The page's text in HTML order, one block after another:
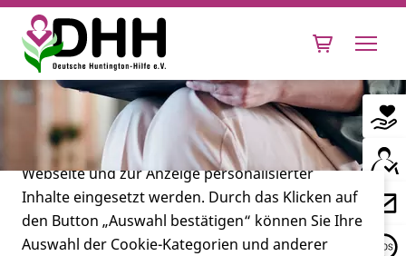
Leben mit Huntington
Cookie-Einstellungen
Diese Webseite setzt verschiedene Cookies und
Tracking-Tools ein. Dies beinhaltet Cookies und
Tracking-Tools, die für den Betrieb der Webseite
technisch notwendig sind, die zu statistischen
Zwecken sowie zur besseren Bedienbarkeit der
Webseite und zur Anzeige personalisierter
Inhalte eingesetzt werden. Durch das Klicken auf
den Button „Auswahl bestätigen“ können Sie Ihre
Auswahl der Cookie-Kategorien und anderer